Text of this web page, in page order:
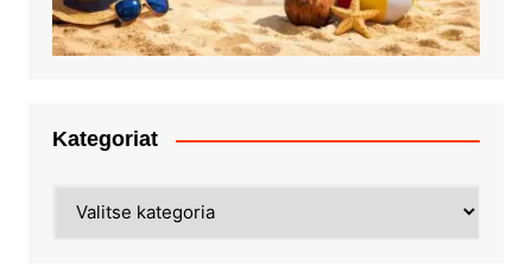
Kategoriat